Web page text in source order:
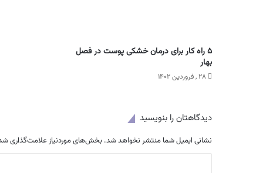
۵ راه کار برای درمان خشکی پوست در فصل
بهار
۲۸ , فروردین ۱۴۰۲
دیدگاهتان را بنویسید
نشانی ایمیل شما منتشر نخواهد شد. بخش‌های موردنیاز علامت‌گذاری